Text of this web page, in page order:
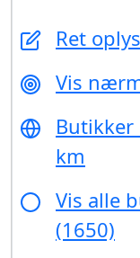
Ret
Vis
km
Vis alle
(1650)